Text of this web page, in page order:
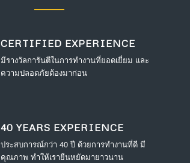
CERTIFIED EXPERIENCE
มีรางวัลการันตีในการทำงานที่ยอดเยี่ยม และ
ความปลอดภัยต้องมาก่อน
40 YEARS EXPERIENCE
ประสบการณ์กว่า 40 ปี ด้วยการทำงานที่ดี มี
คุณภาพ ทำให้เรายืนหยัดมายาวนาน